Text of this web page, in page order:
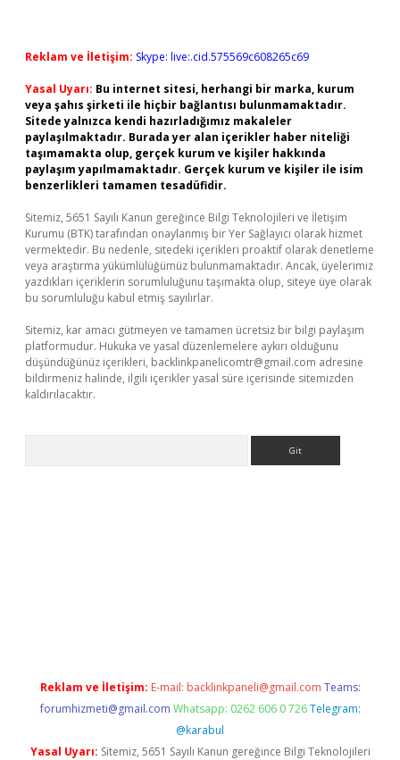
Reklam ve İletişim: Skype: live:.cid.575569c608265c69
Yasal Uyarı: Bu internet sitesi, herhangi bir marka, kurum
veya şahıs şirketi ile hiçbir bağlantısı bulunmamaktadır.
Sitede yalnızca kendi hazırladığımız makaleler
paylaşılmaktadır. Burada yer alan içerikler haber niteliği
taşımamakta olup, gerçek kurum ve kişiler hakkında
paylaşım yapılmamaktadır. Gerçek kurum ve kişiler ile isim
benzerlikleri tamamen tesadüfidir.
Sitemiz, 5651 Sayılı Kanun gereğince Bilgi Teknolojileri ve İletişim
Kurumu (BTK) tarafından onaylanmış bir Yer Sağlayıcı olarak hizmet
vermektedir. Bu nedenle, sitedeki içerikleri proaktif olarak denetleme
veya araştırma yükümlülüğümüz bulunmamaktadır. Ancak, üyelerimiz
yazdıkları içeriklerin sorumluluğunu taşımakta olup, siteye üye olarak
bu sorumluluğu kabul etmiş sayılırlar.
Sitemiz, kar amacı gütmeyen ve tamamen ücretsiz bir bilgi paylaşım
platformudur. Hukuka ve yasal düzenlemelere aykırı olduğunu
düşündüğünüz içerikleri, backlinkpanelicomtr@gmail.com adresine
bildirmeniz halinde, ilgili içerikler yasal süre içerisinde sitemizden
kaldırılacaktır.
Reklam ve İletişim: E-mail: backlinkpaneli@gmail.com Teams:
forumhizmeti@gmail.com Whatsapp: 0262 606 0 726 Telegram:
@karabul
Yasal Uyarı: Sitemiz, 5651 Sayılı Kanun gereğince Bilgi Teknolojileri